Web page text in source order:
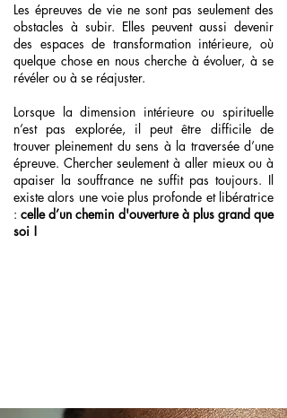
Les épreuves de vie ne sont pas seulement des
obstacles à subir. Elles peuvent aussi devenir
des espaces de transformation intérieure, où
quelque chose en nous cherche à évoluer, à se
révéler ou à se réajuster.
Lorsque la dimension intérieure ou spirituelle
n’est pas explorée, il peut être difficile de
trouver pleinement du sens à la traversée d’une
épreuve. Chercher seulement à aller mieux ou à
apaiser la souffrance ne suffit pas toujours. Il
existe alors une voie plus profonde et libératrice
:celle d’un chemin d'ouverture à plus grand que
soi !